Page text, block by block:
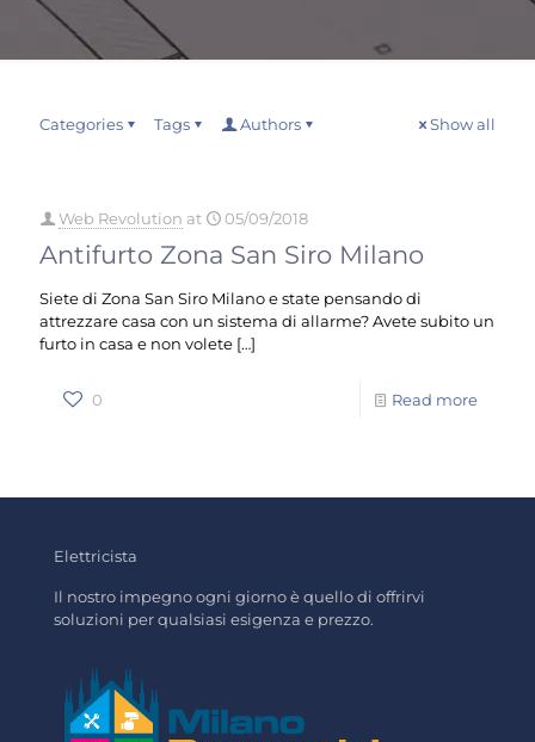
Categories Tags Authors Show all
Web Revolution at 05/09/2018
Antifurto Zona San Siro Milano
Siete di Zona San Siro Milano e state pensando di
attrezzare casa con un sistema di allarme? Avete subito un
furto in casa e non volete […]
0 Read more
Elettricista
Il nostro impegno ogni giorno è quello di offrirvi
soluzioni per qualsiasi esigenza e prezzo.